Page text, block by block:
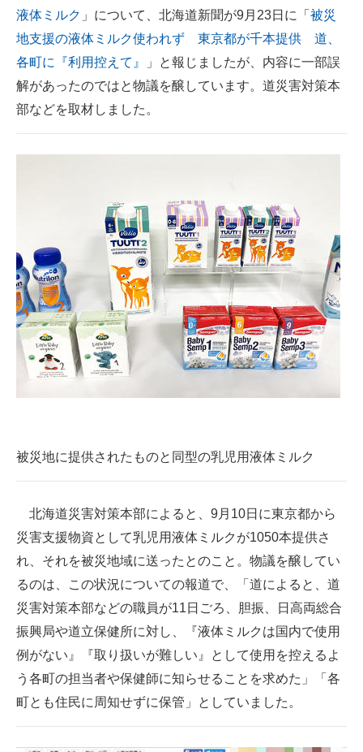
スマホと通信の最新トレンド
好きが集まる 比べて選べる
AI活用のいまが分かる
経営リーダーのコミュニティ
マーケ×ITの今がよく分かる
ITエンジニア向け専門サイト
企業向けIT製品の総合サイト
IT製品の技術・比較・事例
製造業のIT導入・活用を支援
電子設計の基本と応用
エネルギーの専門メディア
ちょっと気になるネットの話題
液体ミルク 」について、北海道新聞が9月23日に「 被災
地支援の液体ミルク使われず 東京都が千本提供 道、
各町に『利用控えて』
」と報じましたが、内容に一部誤
解があったのではと物議を醸しています。道災害対策本
部などを取材しました。
被災地に提供されたものと同型の乳児用液体ミルク
北海道災害対策本部によると、9月10日に東京都から
災害支援物資として乳児用液体ミルクが1050本提供さ
れ、それを被災地域に送ったとのこと。物議を醸してい
るのは、この状況についての報道で、「道によると、道
災害対策本部などの職員が11日ごろ、胆振、日高両総合
振興局や道立保健所に対し、『液体ミルクは国内で使用
例がない』『取り扱いが難しい』として使用を控えるよ
う各町の担当者や保健師に知らせることを求めた」「各
町とも住民に周知せずに保管」としていました。